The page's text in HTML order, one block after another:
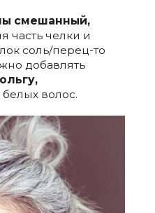
смешанный,
часть челки и
соль/перец-то
добавлять
волос.